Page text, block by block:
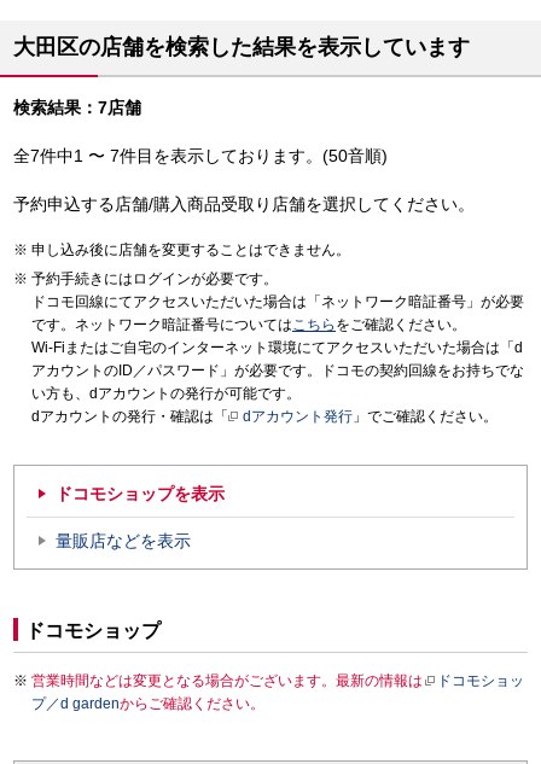
大田区の店舗を検索した結果を表示しています
検索結果：7店舗
全7件中1 〜 7件目を表示しております。(50音順)
予約申込する店舗/購入商品受取り店舗を選択してください。
申し込み後に店舗を変更することはできません。
予約手続きにはログインが必要です。
ドコモ回線にてアクセスいただいた場合は「ネットワーク暗証番号」が必要
です。ネットワーク暗証番号についてはこちら をご確認ください。
Wi-Fiまたはご自宅のインターネット環境にてアクセスいただいた場合は「d
アカウントのID／パスワード」が必要です。ドコモの契約回線をお持ちでな
い方も、dアカウントの発行が可能です。
dアカウントの発行・確認は「
dアカウント発行 」でご確認ください。
ドコモショップを表示
量販店などを表示
ドコモショップ
営業時間などは変更となる場合がございます。最新の情報は
ドコモショッ
プ／d gardenからご確認ください。